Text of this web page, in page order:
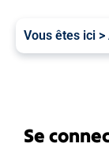
Vous êtes ici >
Se